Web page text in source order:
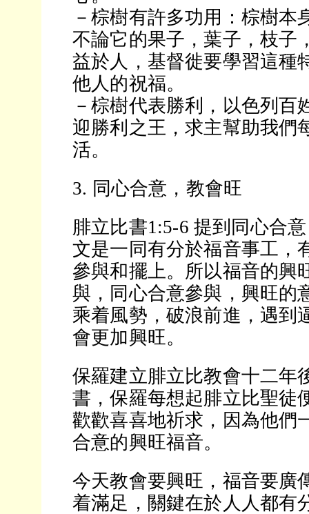
－棕樹有許多功用：棕樹本
不論它的果子，葉子，枝子
益於人，基督徙要學習這種
他人的祝福。
－棕樹代表勝利，以色列百
迎勝利之王，求主幫助我們
活。
3. 同心合意，教會旺
腓立比書1:5-6 提到同心合
文是一同有分於福音事工，
參與和擺上。所以福音的興
與，同心合意參與，興旺的
乘着風勢，破浪前進，遇到
會更加興旺。
保羅建立腓立比教會十二年
書，保羅每想起腓立比聖徒
歡歡喜喜地祈求，因為他們
合意的興旺福音。
今天教會要興旺，福音要廣
着滿足，關鍵在於人人都有